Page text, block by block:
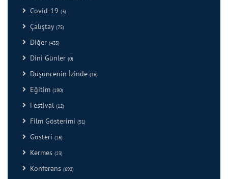
Covid-19 (3)
Çalıştay (75)
Diğer (435)
Dini Günler (0)
Düşüncenin İzinde (16)
Eğitim (190)
Festival (12)
Film Gösterimi (51)
Gösteri (16)
Kermes (23)
Konferans (692)